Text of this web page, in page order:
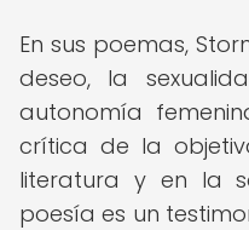
En sus poemas,
deseo, la
autonomía
crítica de la
literatura y en la
poesía es un